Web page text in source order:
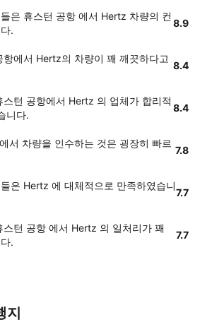
은 휴스턴 공항 에서 Hertz 차량의 컨
.
8.9
항에서 Hertz의 차량이 꽤 깨끗하다고
8.4
스턴 공항에서 Hertz 의 업체가 합리적
니다.
8.4
서 차량을 인수하는 것은 굉장히 빠르
7.8
은 Hertz 에 대체적으로 만족하였습니
7.7
스턴 공항 에서 Hertz 의 일처리가 꽤
.
7.7
지